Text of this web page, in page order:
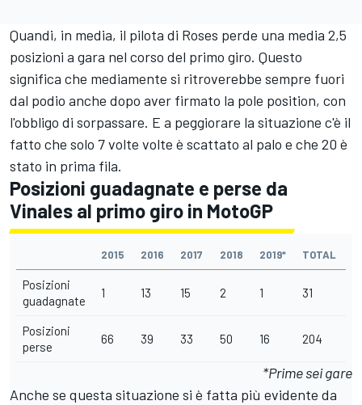
Quandi, in media, il pilota di Roses perde una media 2,5
posizioni a gara nel corso del primo giro. Questo
significa che mediamente si ritroverebbe sempre fuori
dal podio anche dopo aver firmato la pole position, con
l'obbligo di sorpassare. E a peggiorare la situazione c'è il
fatto che solo 7 volte volte è scattato al palo e che 20 è
stato in prima fila.
Posizioni guadagnate e perse da
Vinales al primo giro in MotoGP
2015 2016 2017 2018 2019* TOTAL
Posizioni
guadagnate
1 13 15 2 1 31
Posizioni
perse
66 39 33 50 16 204
*Prime sei gare
Anche se questa situazione si è fatta più evidente da